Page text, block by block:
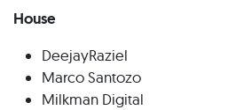
House
DeejayRaziel
Marco Santozo
Milkman Digital